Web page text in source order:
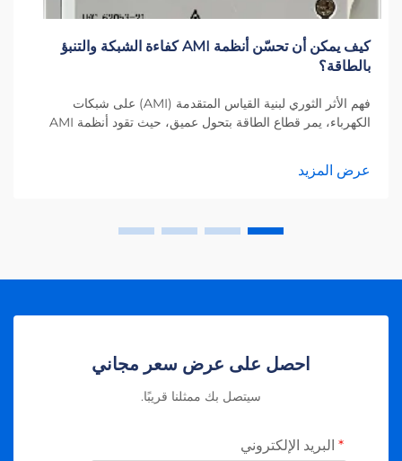
كيف يمكن أن تحسّن أنظمة AMI كفاءة الشبكة والتنبؤ
بالطاقة؟
فهم الأثر الثوري لبنية القياس المتقدمة (AMI) على شبكات
الكهرباء، يمر قطاع الطاقة بتحول عميق، حيث تقود أنظمة AMI
عرض المزيد
احصل على عرض سعر مجاني
سيتصل بك ممثلنا قريبًا.
البريد الإلكتروني